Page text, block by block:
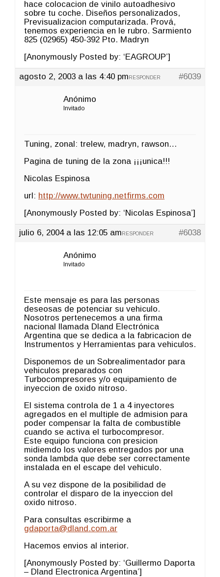
hace colocacion de vinilo autoadhesivo
sobre tu coche. Diseños personalizados,
Previsualizacion computarizada. Prová,
tenemos experiencia en le rubro. Sarmiento
825 (02965) 450-392 Pto. Madryn
[Anonymously Posted by: ‘EAGROUP’]
agosto 2, 2003 a las 4:40 pm #6039
RESPONDER
Anónimo
Invitado
Tuning, zonal: trelew, madryn, rawson…
Pagina de tuning de la zona ¡¡¡unica!!!
Nicolas Espinosa
url: http://www.twtuning.netfirms.com
[Anonymously Posted by: ‘Nicolas Espinosa’]
julio 6, 2004 a las 12:05 am #6038
RESPONDER
Anónimo
Invitado
Este mensaje es para las personas
deseosas de potenciar su vehiculo.
Nosotros pertenecemos a una firma
nacional llamada Dland Electrónica
Argentina que se dedica a la fabricacion de
Instrumentos y Herramientas para vehiculos.
Disponemos de un Sobrealimentador para
vehiculos preparados con
Turbocompresores y/o equipamiento de
inyeccion de oxido nitroso.
El sistema controla de 1 a 4 inyectores
agregados en el multiple de admision para
poder compensar la falta de combustible
cuando se activa el turbocompresor.
Este equipo funciona con presicion
midiemdo los valores entregados por una
sonda lambda que debe ser correctamente
instalada en el escape del vehiculo.
A su vez dispone de la posibilidad de
controlar el disparo de la inyeccion del
oxido nitroso.
Para consultas escribirme a
gdaporta@dland.com.ar
Hacemos envios al interior.
[Anonymously Posted by: ‘Guillermo Daporta
– Dland Electronica Argentina’]